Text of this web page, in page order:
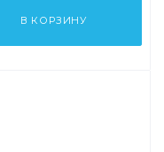
В КОРЗИНУ